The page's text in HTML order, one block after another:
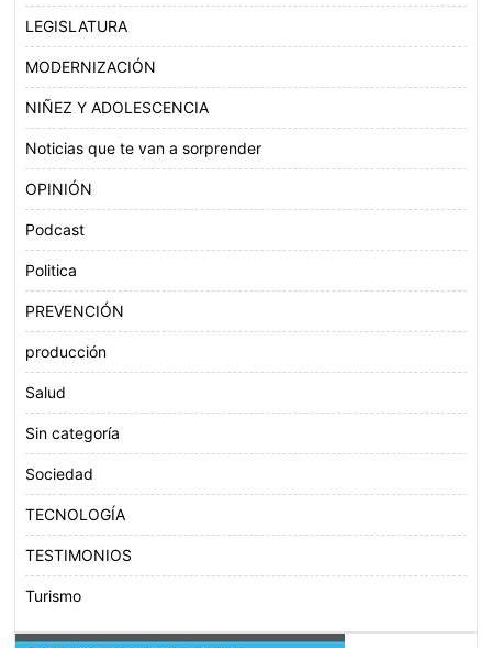
LEGISLATURA
MODERNIZACIÓN
NIÑEZ Y ADOLESCENCIA
Noticias que te van a sorprender
OPINIÓN
Podcast
Politica
PREVENCIÓN
producción
Salud
Sin categoría
Sociedad
TECNOLOGÍA
TESTIMONIOS
Turismo